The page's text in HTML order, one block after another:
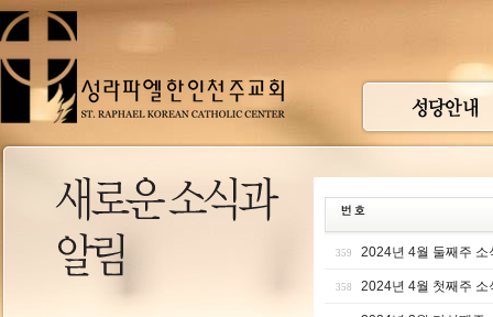
359 2024년 4월 둘째주 소
358 2024년 4월 첫째주 소